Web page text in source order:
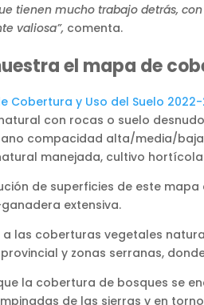
tienen mucho trabajo detrás,
valiosa”, comenta.
el mapa de
Cobertura y Uso del Suelo
con rocas o suelo
compacidad alta/media/
manejada, cultivo
de superficies de este
extensiva.
a las coberturas vegetales
y zonas serranas,
la cobertura de bosques se
de las sierras y en